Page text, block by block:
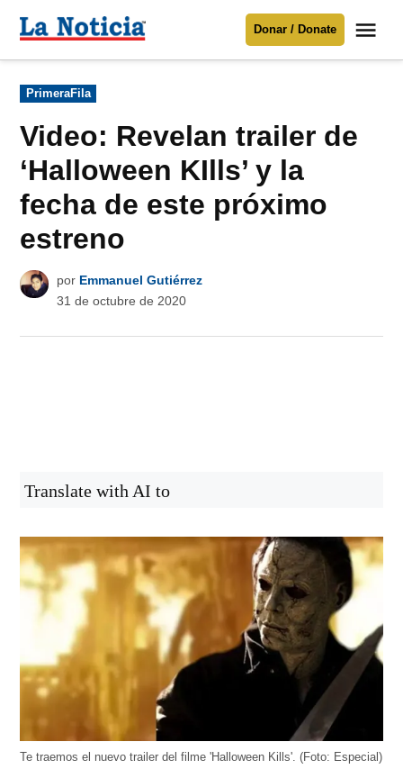
Para mantenerte informado necesitamos
Donar
contenido
Noticia
Donar / Donate
Publicado
en
PrimeraFila
Video: Revelan trailer de
‘Halloween KIlls’ y la
fecha de este próximo
estreno
por Emmanuel Gutiérrez
31 de octubre de 2020
Translate with AI to
Te traemos el nuevo trailer del filme 'Halloween Kills'. (Foto: Especial)